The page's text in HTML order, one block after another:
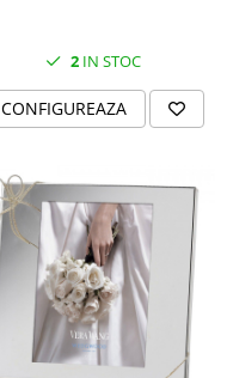
2 IN STOC
CONFIGUREAZA